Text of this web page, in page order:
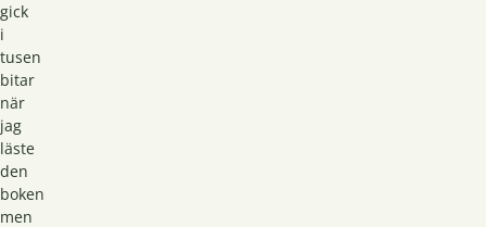
gick
i
tusen
bitar
när
jag
läste
den
boken
men